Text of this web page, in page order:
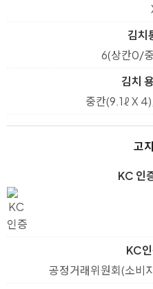
김치
6(상칸0/
김치
중칸(9.1ℓ X
고
KC 인
KC
공정거래위원회(소비